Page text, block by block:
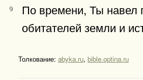
9
По времени, Ты навел
обитателей земли и
Толкование: abyka.ru, bible.optina.ru